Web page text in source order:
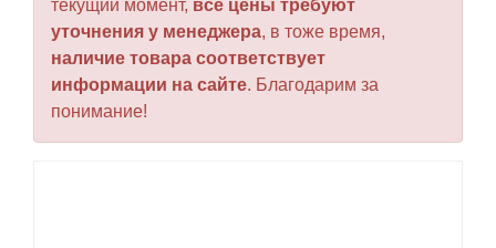
текущий момент, все цены требуют
уточнения у менеджера, в тоже время,
наличие товара соответствует
информации на сайте. Благодарим за
понимание!